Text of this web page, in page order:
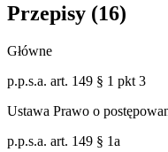
Przepisy (16)
Główne
p.p.s.a. art. 149 § 1 pkt 3
Ustawa Prawo o
p.p.s.a. art. 149 § 1a